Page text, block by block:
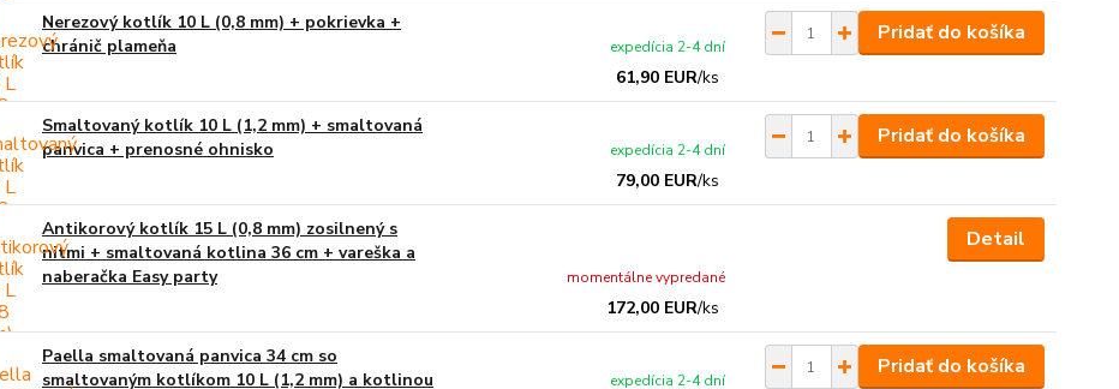
Nerezový kotlík 10 L (0,8 mm) + pokrievka +
chránič plameňa
61,90 EUR/ks
expedícia 2-4 dní
Pridať do košíka
Smaltovaný kotlík 10 L (1,2 mm) + smaltovaná
panvica + prenosné ohnisko
79,00 EUR/ks
expedícia 2-4 dní
Pridať do košíka
Antikorový kotlík 15 L (0,8 mm) zosilnený s
nitmi + smaltovaná kotlina 36 cm + vareška a
naberačka Easy party
172,00 EUR/ks
momentálne vypredané
Detail
Paella smaltovaná panvica 34 cm so
smaltovaným kotlíkom 10 L (1,2 mm) a kotlinou
expedícia 2-4 dní
Pridať do košíka